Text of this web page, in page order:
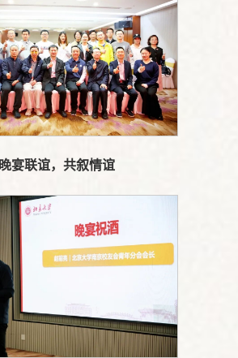
晚宴联谊，共叙情谊